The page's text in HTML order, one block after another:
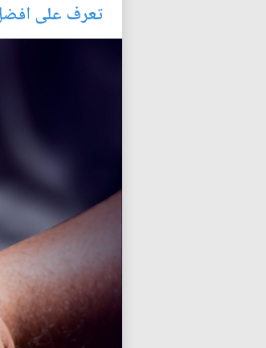
تعرف على